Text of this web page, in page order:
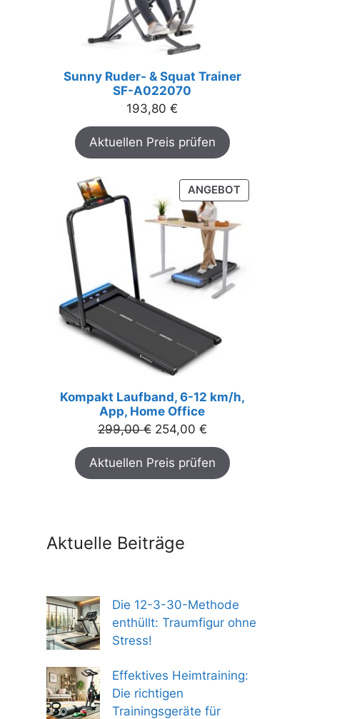
Sunny Ruder- & Squat Trainer
SF-A022070
193,80 €
Aktuellen Preis prüfen
ANGEBOTPRODUKT
IM
ANGEBOT
Kompakt Laufband, 6-12 km/h,
App, Home Office
299,00€ Ursprünglicher
Preis
war:
299,00 €
254,00 €Aktueller
Preis
ist:
254,00 €.
Aktuellen Preis prüfen
Aktuelle Beiträge
Die 12-3-30-Methode
enthüllt: Traumfigur ohne
Stress!
Effektives Heimtraining:
Die richtigen
Trainingsgeräte für